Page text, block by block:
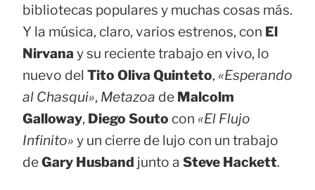
bibliotecas populares y muchas cosas más.
Y la música, claro, varios estrenos, con El
Nirvana y su reciente trabajo en vivo, lo
nuevo del Tito Oliva Quinteto, «Esperando
al Chasqui», Metazoa de Malcolm
Galloway, Diego Souto con «El Flujo
Infinito» y un cierre de lujo con un trabajo
deGary Husband junto a Steve Hackett.